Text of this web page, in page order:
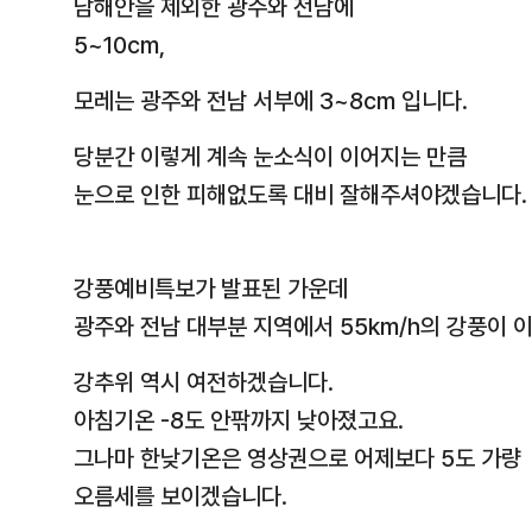
남해안을 제외한 광주와 전남에
5~10cm,
모레는 광주와 전남 서부에 3~8cm 입니다.
당분간 이렇게 계속 눈소식이 이어지는 만큼
눈으로 인한 피해없도록 대비 잘해주셔야겠습니다.
강풍예비특보가 발표된 가운데
광주와 전남 대부분 지역에서 55km/h의 강풍이
강추위 역시 여전하겠습니다.
아침기온 -8도 안팎까지 낮아졌고요.
그나마 한낮기온은 영상권으로 어제보다 5도 가량
오름세를 보이겠습니다.